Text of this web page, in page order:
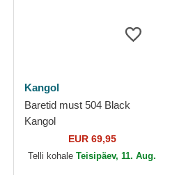
Kangol
Baretid must 504 Black
Kangol
EUR 69,95
Telli kohale Teisipäev, 11. Aug.